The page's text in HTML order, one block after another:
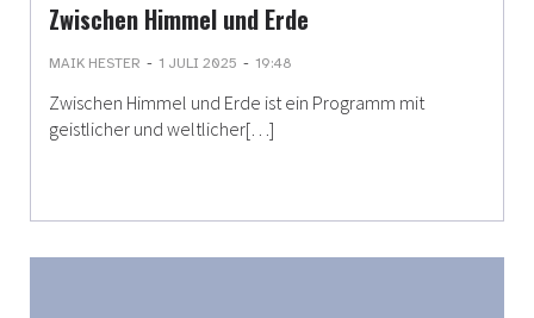
Zwischen Himmel und Erde
MAIK HESTER - 1 JULI 2025 - 19:48
Zwischen Himmel und Erde ist ein Programm mit
geistlicher und weltlicher[…]